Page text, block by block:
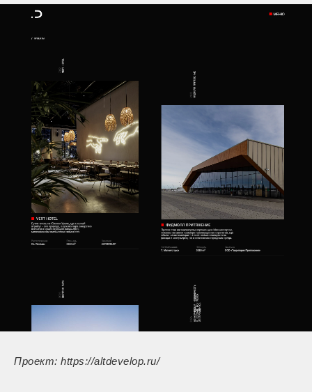
Проект: https://altdevelop.ru/